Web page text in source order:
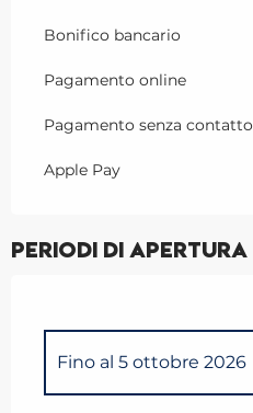
Bonifico bancario
Pagamento online
Pagamento senza contatto
Apple Pay
Periodi di apertura
Fino al 5 ottobre 2026